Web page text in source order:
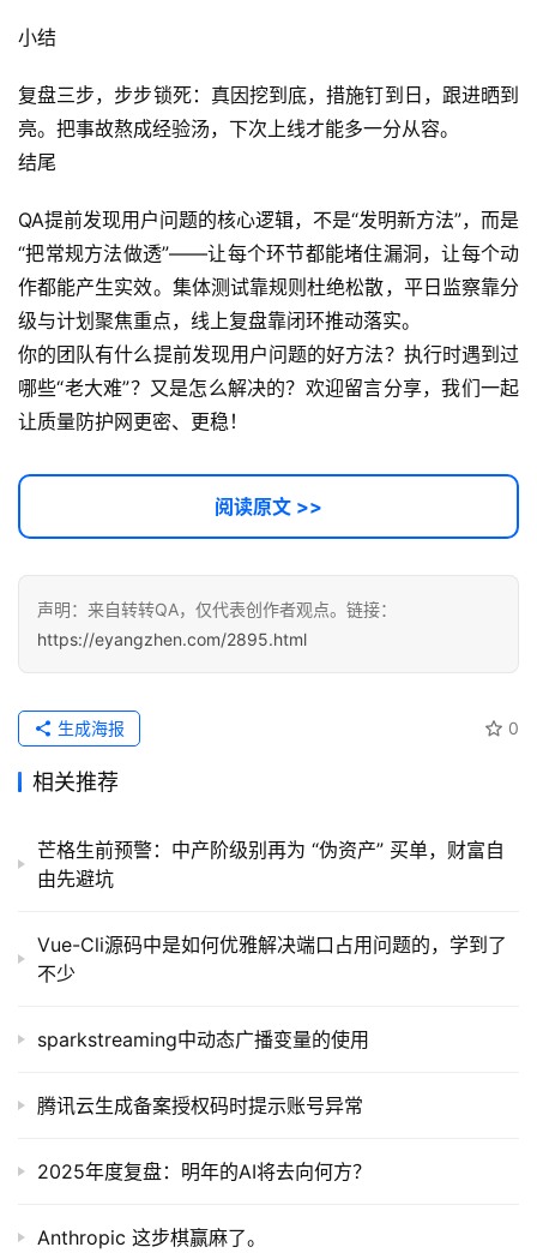
小结
复盘三步，步步锁死：真因挖到底，措施钉到日，跟进晒到
亮。把事故熬成经验汤，下次上线才能多一分从容。
结尾
QA提前发现用户问题的核心逻辑，不是“发明新方法”，而是
“把常规方法做透”——让每个环节都能堵住漏洞，让每个动
作都能产生实效。集体测试靠规则杜绝松散，平日监察靠分
级与计划聚焦重点，线上复盘靠闭环推动落实。
你的团队有什么提前发现用户问题的好方法？执行时遇到过
哪些“老大难”？又是怎么解决的？欢迎留言分享，我们一起
让质量防护网更密、更稳！
阅读原文 >>
声明：来自转转QA，仅代表创作者观点。链接：
https://eyangzhen.com/2895.html
0
生成海报
相关推荐
芒格生前预警：中产阶级别再为 “伪资产” 买单，财富自
由先避坑
Vue-Cli源码中是如何优雅解决端口占用问题的，学到了
不少
sparkstreaming中动态广播变量的使用
腾讯云生成备案授权码时提示账号异常
2025年度复盘：明年的AI将去向何方？
Anthropic 这步棋赢麻了。